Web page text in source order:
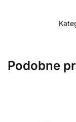
Podobne